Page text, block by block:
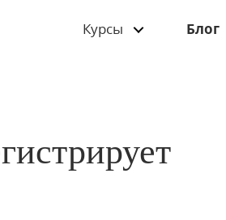
Курсы Блог